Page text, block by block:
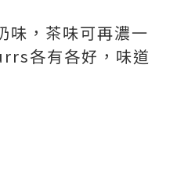
味，茶味可再濃一
各有各好，味道